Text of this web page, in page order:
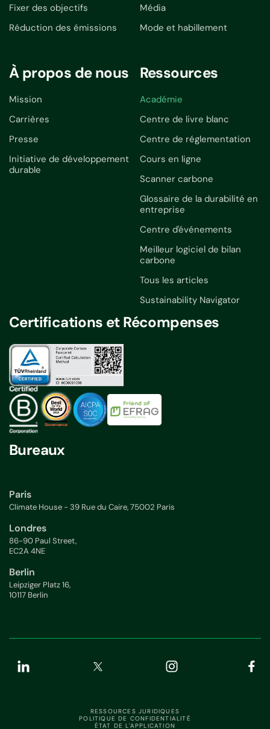
Fixer des objectifs
Réduction des émissions
Média
Mode et habillement
À propos de nous
Mission
Carrières
Presse
Initiative de développement
durable
Ressources
Académie
Centre de livre blanc
Centre de réglementation
Cours en ligne
Scanner carbone
Glossaire de la durabilité en
entreprise
Centre d'événements
Meilleur logiciel de bilan
carbone
Tous les articles
Sustainability Navigator
Certifications et Récompenses
Bureaux
Paris
Climate House - 39 Rue du Caire, 75002 Paris
Londres
86-90 Paul Street,
EC2A 4NE
Berlin
Leipziger Platz 16,
10117 Berlin
RESSOURCES JURIDIQUES
POLITIQUE DE CONFIDENTIALITÉ
ÉTAT DE L'APPLICATION